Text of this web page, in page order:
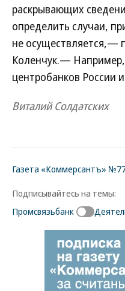
раскрывающих
определить случаи,
не осуществляется,—
Коленчук.—
центробанков России
Виталий Солдатских
Газета «Коммерсантъ»
Подписывайтесь на темы:
Промсвязьбанк